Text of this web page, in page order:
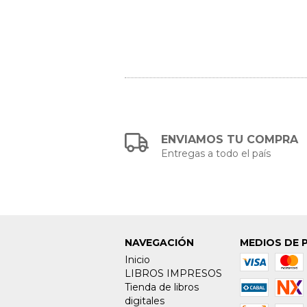
ENVIAMOS TU COMPRA
Entregas a todo el país
NAVEGACIÓN
Inicio
LIBROS IMPRESOS
Tienda de libros
digitales
MEDIOS DE